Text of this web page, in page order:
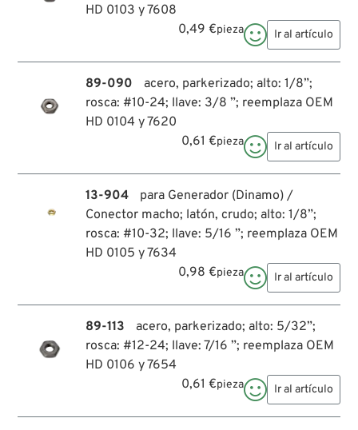
HD 0103 y 7608
0,49 €pieza Ir al artículo
89-090
acero, parkerizado; alto: 1/8”;
rosca: #10-24; llave: 3/8 ”; reemplaza OEM
HD 0104 y 7620
0,61 €pieza Ir al artículo
13-904
para Generador (Dinamo) /
Conector macho; latón, crudo; alto: 1/8”;
rosca: #10-32; llave: 5/16 ”; reemplaza OEM
HD 0105 y 7634
0,98 €pieza Ir al artículo
89-113
acero, parkerizado; alto: 5/32”;
rosca: #12-24; llave: 7/16 ”; reemplaza OEM
HD 0106 y 7654
0,61 €pieza Ir al artículo